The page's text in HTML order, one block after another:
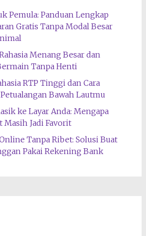
Pemula: Panduan Lengkap
Gratis Tanpa Modal Besar
Menang Besar dan
Tanpa Henti
RTP Tinggi dan Cara
Bawah Lautmu
ke Layar Anda: Mengapa
Masih Jadi Favorit
Tanpa Ribet: Solusi Buat
Pakai Rekening Bank